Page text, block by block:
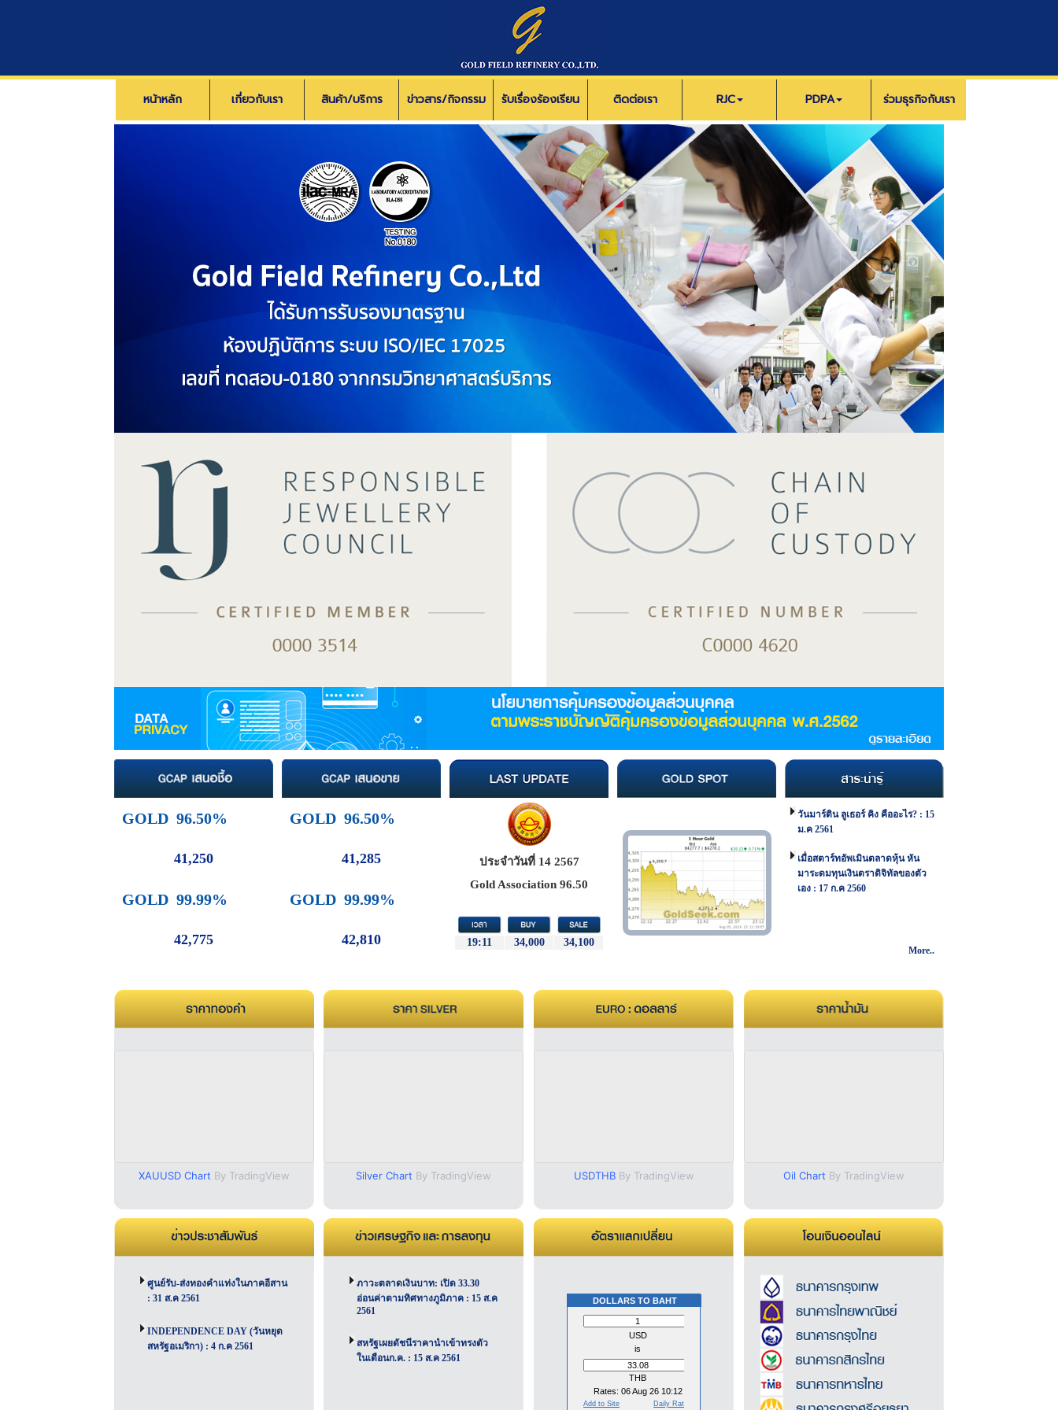
หน้าหลัก เกี่ยวกับเรา สินค้า/บริการ ข่าวสาร/กิจกรรม รับเรื่องร้องเรียน ติดต่อเรา RJC PDPA ร่วมธุรกิจกับเรา
XAUUSD Chart By TradingView Silver Chart By TradingView USDTHBBy TradingView Oil Chart By TradingView
ศูนย์รับ-ส่งทองคำแท่งในภาคอีสาน
: 31 ส.ค 2561
INDEPENDENCE DAY (วันหยุด
สหรัฐอเมริกา) : 4 ก.ค 2561
ภาวะตลาดเงินบาท: เปิด 33.30
อ่อนค่าตามทิศทางภูมิภาค : 15 ส.ค
2561
สหรัฐเผยดัชนีราคานำเข้าทรงตัว
ในเดือนก.ค. : 15 ส.ค 2561
DOLLARS TO BAHT